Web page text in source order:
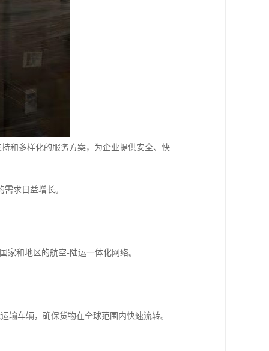
和多样化的服务方案，为企业提供安全、快
求日益增长。
家和地区的航空-陆运一体化网络。
输车辆，确保货物在全球范围内快速流转。